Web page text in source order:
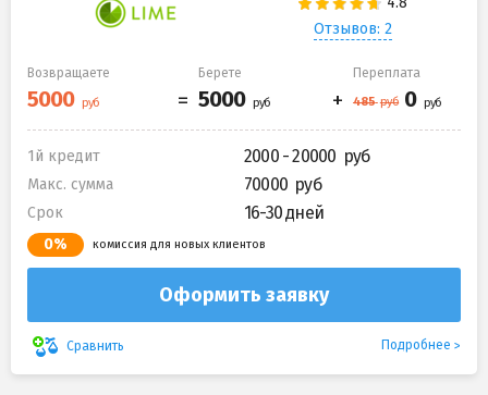
Отзывов: 2
Возвращаете Берете Переплата
1й кредит 2000 - 20000
Макс. сумма 70000
Срок 16-30 дней
0% комиссия для новых клиентов
Оформить заявку
Сравнить Подробнее